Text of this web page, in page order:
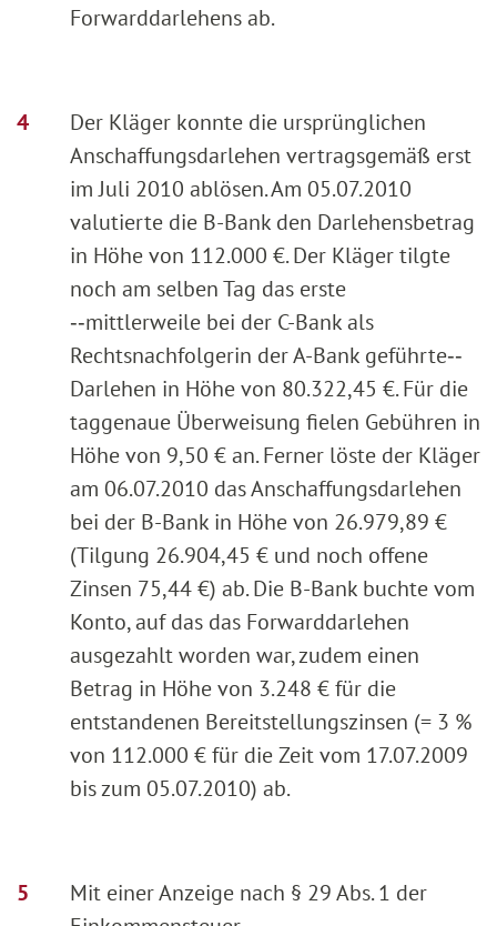
Forwarddarlehens ab.
Der Kläger konnte die ursprünglichen
Anschaffungsdarlehen vertragsgemäß erst
im Juli 2010 ablösen. Am 05.07.2010
valutierte die B-Bank den Darlehensbetrag
in Höhe von 112.000 €. Der Kläger tilgte
noch am selben Tag das erste
‑‑mittlerweile bei der C-Bank als
Rechtsnachfolgerin der A-Bank geführte‑‑
Darlehen in Höhe von 80.322,45 €. Für die
taggenaue Überweisung fielen Gebühren in
Höhe von 9,50 € an. Ferner löste der Kläger
am 06.07.2010 das Anschaffungsdarlehen
bei der B-Bank in Höhe von 26.979,89 €
(Tilgung 26.904,45 € und noch offene
Zinsen 75,44 €) ab. Die B-Bank buchte vom
Konto, auf das das Forwarddarlehen
ausgezahlt worden war, zudem einen
Betrag in Höhe von 3.248 € für die
entstandenen Bereitstellungszinsen (= 3 %
von 112.000 € für die Zeit vom 17.07.2009
bis zum 05.07.2010) ab.
Mit einer Anzeige nach § 29 Abs. 1 der